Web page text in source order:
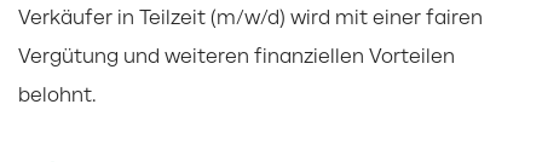
Verkäufer in Teilzeit (m/w/d) wird mit einer fairen
Vergütung und weiteren finanziellen Vorteilen
belohnt.